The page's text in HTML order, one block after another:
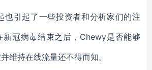
也引起了一些投资者和分析家们的注
冠病毒结束之后， Chewy是否能够
维持在线流量还不得而知。